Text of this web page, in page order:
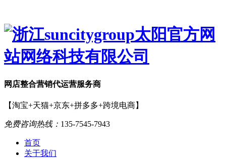
网店整合营销代运营服务商
【淘宝+天猫+京东+拼多多+跨境电商】
免费咨询热线： 135-7545-7943
首页
关于我们